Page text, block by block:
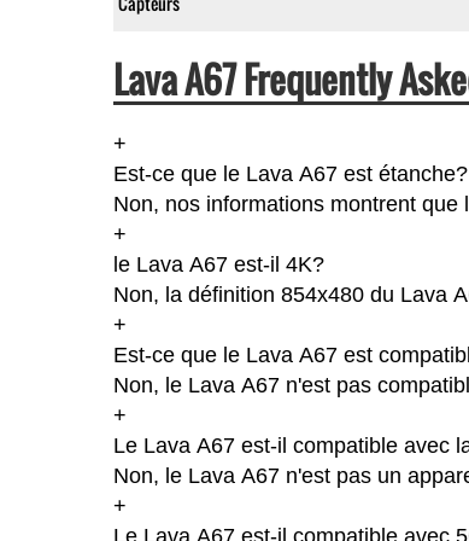
Lava A67 Frequently
+
Est-ce que le Lava A67 est étanche?
Non, nos informations montrent
+
le Lava A67 est-il 4K?
Non, la définition 854x480 du Lava
+
Est-ce que le Lava A67 est
Non, le Lava A67 n'est pas
+
Le Lava A67 est-il compatible avec
Non, le Lava A67 n'est pas un
+
Le Lava A67 est-il compatible avec